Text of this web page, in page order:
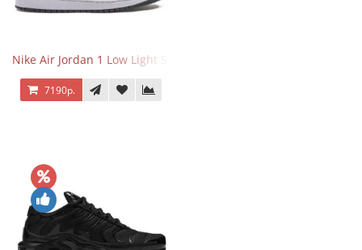
Nike Air Jordan 1 Low Light Smoke Grey
7190р.